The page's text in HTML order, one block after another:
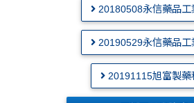
20180508永信藥品工
20190529永信藥品工
20191115旭富製藥